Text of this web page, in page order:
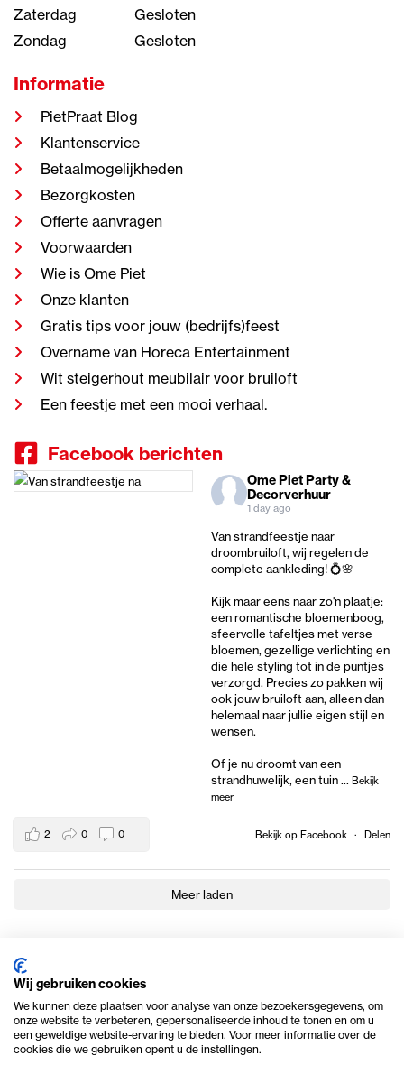
Zaterdag
Gesloten
Zondag
Gesloten
Informatie
PietPraat Blog
Klantenservice
Betaalmogelijkheden
Bezorgkosten
Offerte aanvragen
Voorwaarden
Wie is Ome Piet
Onze klanten
Gratis tips voor jouw (bedrijfs)feest
Overname van Horeca Entertainment
Wit steigerhout meubilair voor bruiloft
Een feestje met een mooi verhaal.
Facebook berichten
Ome Piet Party &
Decorverhuur
1 day ago
Van strandfeestje naar
droombruiloft, wij regelen de
complete aankleding! 💍🌸
Kijk maar eens naar zo'n plaatje:
een romantische bloemenboog,
sfeervolle tafeltjes met verse
bloemen, gezellige verlichting en
die hele styling tot in de puntjes
verzorgd. Precies zo pakken wij
ook jouw bruiloft aan, alleen dan
helemaal naar jullie eigen stijl en
wensen.
Of je nu droomt van een
strandhuwelijk, een tuin... Bekijk
meer
Bekijk op Facebook · Delen
2 0 0
Meer laden
Wij gebruiken cookies
We kunnen deze plaatsen voor analyse van onze bezoekersgegevens, om
onze website te verbeteren, gepersonaliseerde inhoud te tonen en om u
een geweldige website-ervaring te bieden. Voor meer informatie over de
cookies die we gebruiken opent u de instellingen.